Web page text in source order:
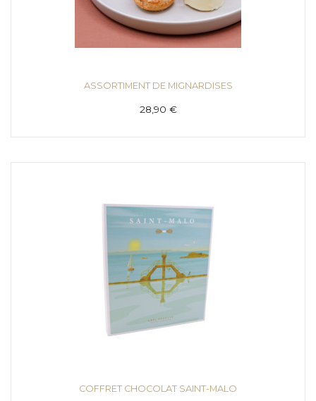
ASSORTIMENT DE MIGNARDISES
28,90 €
COFFRET CHOCOLAT SAINT-MALO